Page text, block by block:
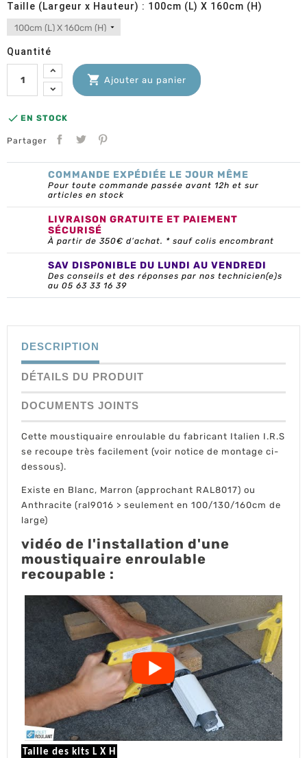
Taille (Largeur x Hauteur) : 100cm (L) X 160cm (H)
Quantité
 Ajouter au panier
 EN STOCK
Partager
COMMANDE EXPÉDIÉE LE JOUR MÊME
Pour toute commande passée avant 12h et sur
articles en stock
LIVRAISON GRATUITE ET PAIEMENT
SÉCURISÉ
À partir de 350€ d’achat. * sauf colis encombrant
SAV DISPONIBLE DU LUNDI AU VENDREDI
Des conseils et des réponses par nos technicien(e)s
au 05 63 33 16 39
DESCRIPTION
DÉTAILS DU PRODUIT
DOCUMENTS JOINTS
Cette moustiquaire enroulable du fabricant Italien I.R.S
se recoupe très facilement (voir notice de montage ci-
dessous).
Existe en Blanc, Marron (approchant RAL8017) ou
Anthracite (ral9016 > seulement en 100/130/160cm de
large)
vidéo de l'installation d'une
moustiquaire enroulable
recoupable :
Taille des kits L X H